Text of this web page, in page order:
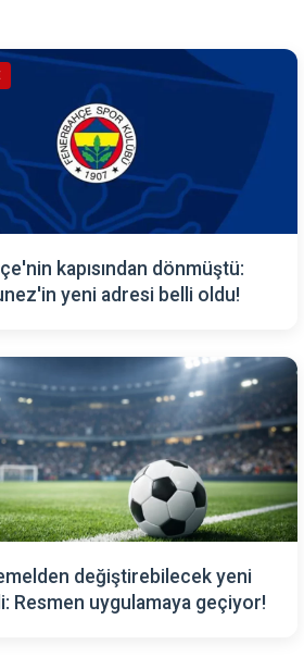
kapısından dönmüştü:
yeni adresi belli oldu!
değiştirebilecek yeni
Resmen uygulamaya geçiyor!